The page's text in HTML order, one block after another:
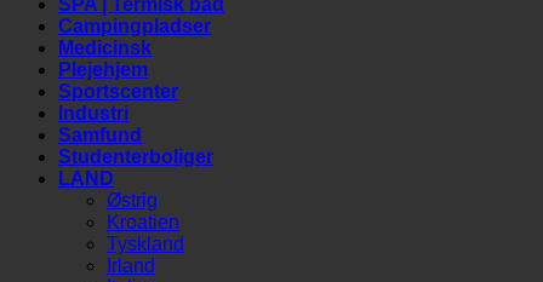
Hotel
SPA | Termisk bad
Campingpladser
Medicinsk
Plejehjem
Sportscenter
Industri
Samfund
Studenterboliger
LAND
Østrig
Kroatien
Tyskland